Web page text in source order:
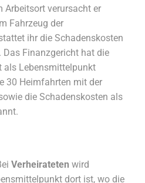
Arbeitsort verursacht er
Fahrzeug der
ihr die Schadenskosten
Das Finanzgericht hat die
als Lebensmittelpunkt
30 Heimfahrten mit der
die Schadenskosten als
Verheirateten wird
dort ist, wo die